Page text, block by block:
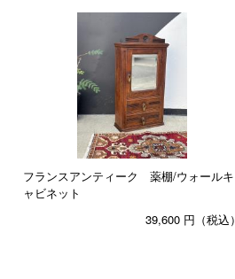
フランスアンティーク 薬棚/ウォールキ
ャビネット
39,600 円（税込）